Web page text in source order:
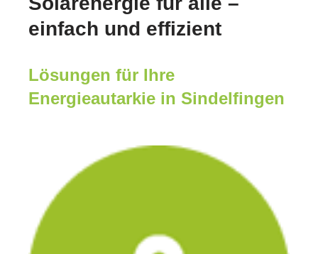
einfach und effizient
Lösungen für Ihre
Energieautarkie in Sindelfingen